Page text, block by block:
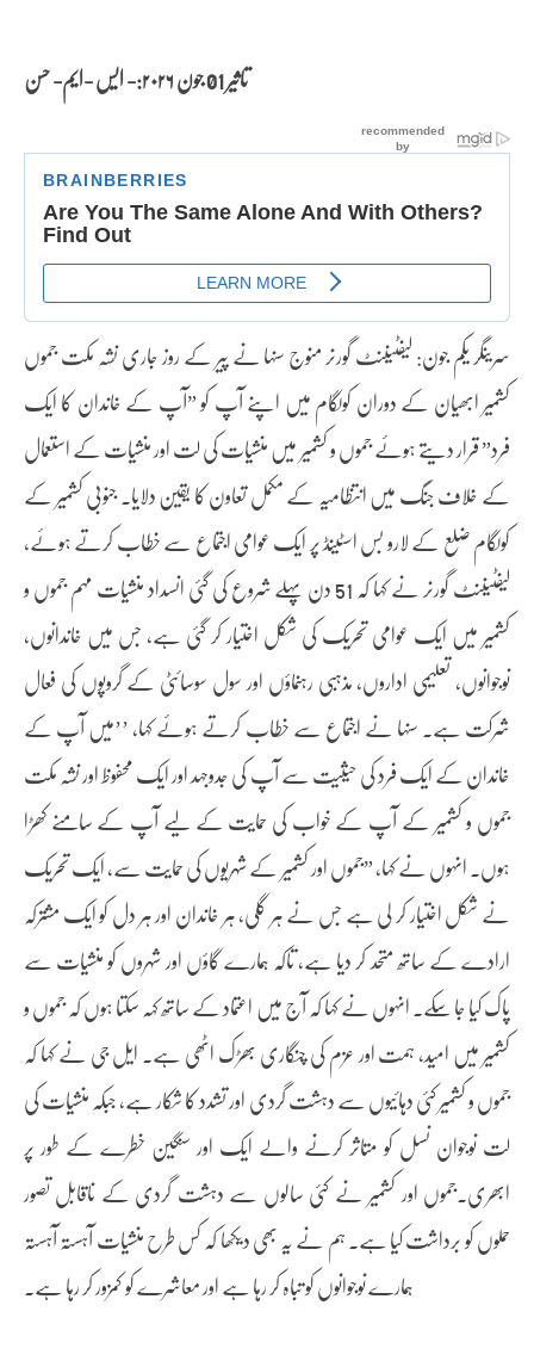
تاثیر 01 جون ۲۰۲۶:- ایس -ایم- حسن
سرینگر یکم جون: لیفٹیننٹ گورنر منوج سنہا نے پیر کے روز جاری نشہ مکت جموں
کشمیر ابھیان کے دوران کولگام میں اپنے آپ کو ”آپ کے خاندان کا ایک
فرد” قرار دیتے ہوئے جموں و کشمیر میں منشیات کی لت اور منشیات کے استعمال
کے خلاف جنگ میں انتظامیہ کے مکمل تعاون کا یقین دلایا۔ جنوبی کشمیر کے
کولگام ضلع کے لارو بس اسٹینڈ پر ایک عوامی اجتماع سے خطاب کرتے ہوئے،
لیفٹیننٹ گورنر نے کہا کہ 51 دن پہلے شروع کی گئی انسداد منشیات مہم جموں و
کشمیر میں ایک عوامی تحریک کی شکل اختیار کر گئی ہے، جس میں خاندانوں،
نوجوانوں، تعلیمی اداروں، مذہبی رہنماؤں اور سول سوسائٹی کے گروپوں کی فعال
شرکت ہے۔ سنہا نے اجتماع سے خطاب کرتے ہوئے کہا، ’’میں آپ کے
خاندان کے ایک فرد کی حیثیت سے آپ کی جدوجہد اور ایک محفوظ اور نشہ مکت
جموں و کشمیر کے آپ کے خواب کی حمایت کے لیے آپ کے سامنے کھڑا
ہوں۔ انہوں نے کہا، ”جموں اور کشمیر کے شہریوں کی حمایت سے، ایک تحریک
نے شکل اختیار کر لی ہے جس نے ہر گلی، ہر خاندان اور ہر دل کو ایک مشترکہ
ارادے کے ساتھ متحد کر دیا ہے، تاکہ ہمارے گاؤں اور شہروں کو منشیات سے
پاک کیا جا سکے۔ انہوں نے کہا کہ آج میں اعتماد کے ساتھ کہہ سکتا ہوں کہ جموں و
کشمیر میں امید، ہمت اور عزم کی چنگاری بھڑک اٹھی ہے۔ ایل جی نے کہا کہ
جموں و کشمیر کئی دہائیوں سے دہشت گردی اور تشدد کا شکار ہے، جبکہ منشیات کی
لت نوجوان نسل کو متاثر کرنے والے ایک اور سنگین خطرے کے طور پر
ابھری۔جموں اور کشمیر نے کئی سالوں سے دہشت گردی کے ناقابل تصور
حملوں کو برداشت کیا ہے۔ ہم نے یہ بھی دیکھا کہ کس طرح منشیات آہستہ آہستہ
ہمارے نوجوانوں کو تباہ کر رہا ہے اور معاشرے کو کمزور کر رہا ہے۔